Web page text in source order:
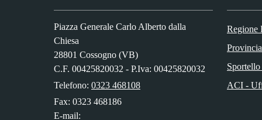
Piazza Generale Carlo Alberto dalla
Chiesa
28801 Cossogno (VB)
C.F. 00425820032 - P.Iva: 00425820032
Telefono: 0323 468108
Fax: 0323 468186
E-mail:
Regione
ACI -